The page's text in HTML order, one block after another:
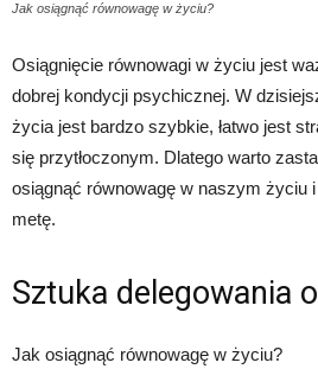
Jak osiągnąć równowagę w życiu?
Osiągnięcie równowagi w życiu jest
dobrej kondycji psychicznej. W
życia jest bardzo szybkie, łatwo jest
się przytłoczonym. Dlatego warto
osiągnąć równowagę w naszym życiu
metę.
Sztuka delegowania
Jak osiągnąć równowagę w życiu?